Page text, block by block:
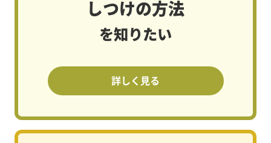
しつけの方法
を知りたい
詳しく見る